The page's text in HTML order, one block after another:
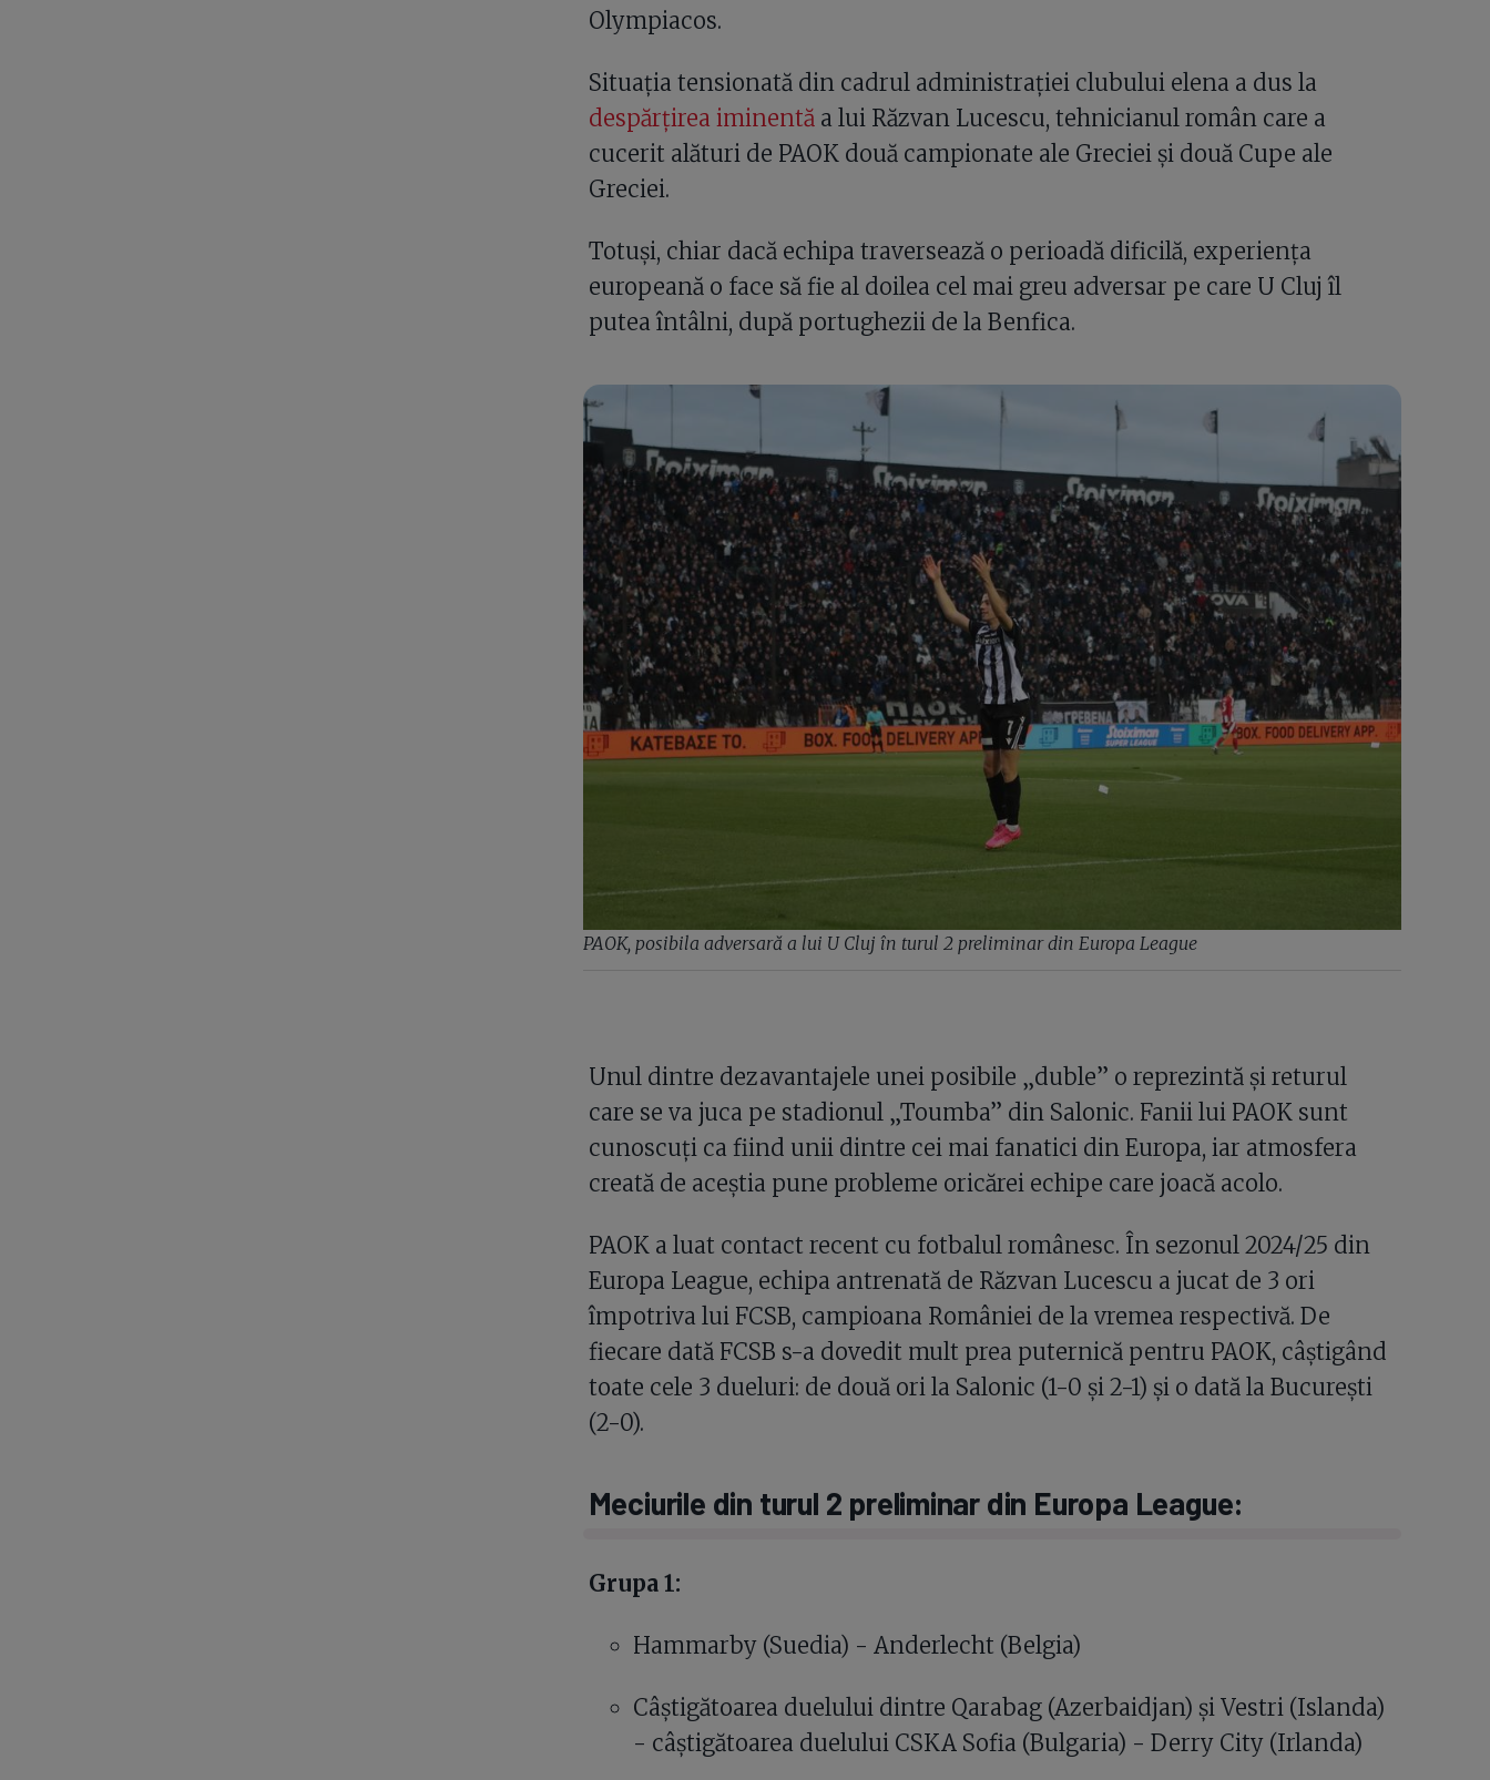
Olympiacos.
Situația tensionată din cadrul administrației clubului elena a dus la
despărțirea iminentă a lui Răzvan Lucescu, tehnicianul român care a
cucerit alături de PAOK două campionate ale Greciei și două Cupe ale
Greciei.
Totuși, chiar dacă echipa traversează o perioadă dificilă, experiența
europeană o face să fie al doilea cel mai greu adversar pe care U Cluj îl
putea întâlni, după portughezii de la Benfica.
PAOK, posibila adversară a lui U Cluj în turul 2 preliminar din Europa League
Unul dintre dezavantajele unei posibile „duble” o reprezintă și returul
care se va juca pe stadionul „Toumba” din Salonic. Fanii lui PAOK sunt
cunoscuți ca fiind unii dintre cei mai fanatici din Europa, iar atmosfera
creată de aceștia pune probleme oricărei echipe care joacă acolo.
PAOK a luat contact recent cu fotbalul românesc. În sezonul 2024/25 din
Europa League, echipa antrenată de Răzvan Lucescu a jucat de 3 ori
împotriva lui FCSB, campioana României de la vremea respectivă. De
fiecare dată FCSB s-a dovedit mult prea puternică pentru PAOK, câștigând
toate cele 3 dueluri: de două ori la Salonic (1-0 și 2-1) și o dată la București
(2-0).
Meciurile din turul 2 preliminar din Europa League:
Grupa 1:
Hammarby (Suedia) - Anderlecht (Belgia)
Câștigătoarea duelului dintre Qarabag (Azerbaidjan) și Vestri (Islanda)
- câștigătoarea duelului CSKA Sofia (Bulgaria) - Derry City (Irlanda)